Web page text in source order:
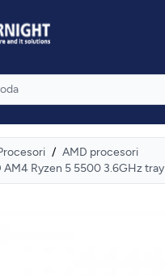
/ AMD procesori
AM4 Ryzen 5 5500 3.6GHz tray